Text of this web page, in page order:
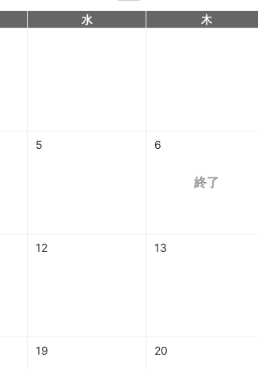
水 木
5 6
終了
12 13
19 20